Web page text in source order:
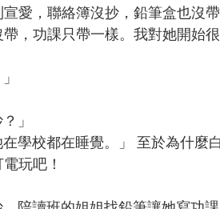
愛，聯絡簿沒抄，鉛筆盒也沒
，功課只帶一樣。我對她開始很
」
校都在睡覺。」 至於為什麼
玩吧！